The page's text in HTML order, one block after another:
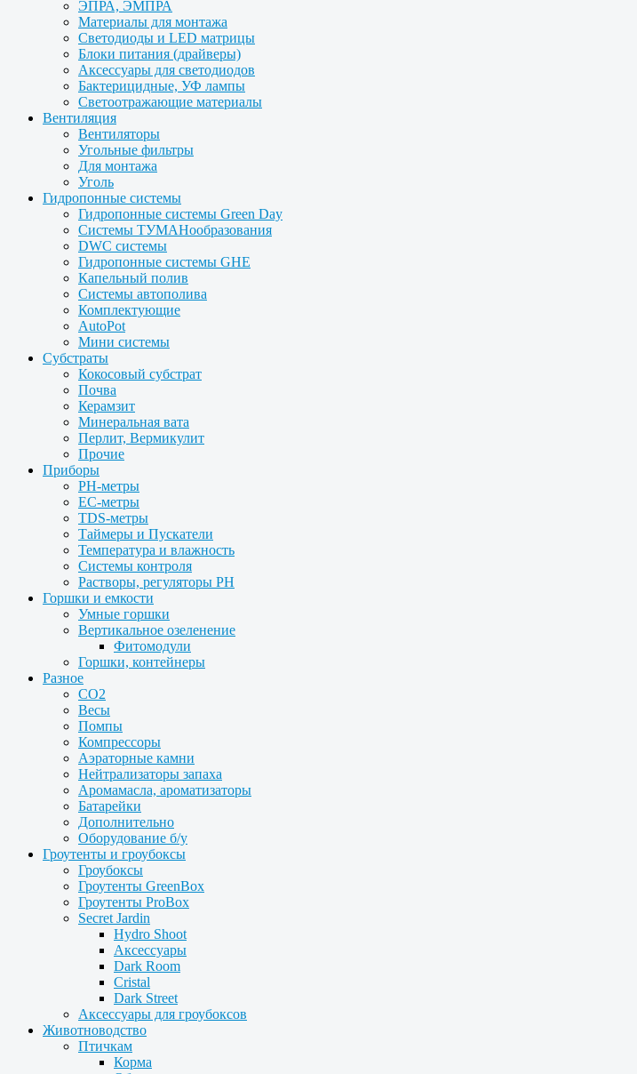
ЭПРА, ЭМПРА
Материалы для монтажа
Светодиоды и LED матрицы
Блоки питания (драйверы)
Аксессуары для светодиодов
Бактерицидные, УФ лампы
Светоотражающие материалы
Вентиляция
Вентиляторы
Угольные фильтры
Для монтажа
Уголь
Гидропонные системы
Гидропонные системы Green Day
Системы ТУМАНообразования
DWC системы
Гидропонные системы GHE
Капельный полив
Системы автополива
Комплектующие
AutoPot
Мини системы
Субстраты
Кокосовый субстрат
Почва
Керамзит
Минеральная вата
Перлит, Вермикулит
Прочие
Приборы
PH-метры
EC-метры
TDS-метры
Таймеры и Пускатели
Температура и влажность
Системы контроля
Растворы, регуляторы PH
Горшки и емкости
Умные горшки
Вертикальное озеленение
Фитомодули
Горшки, контейнеры
Разное
CO2
Весы
Помпы
Компрессоры
Аэраторные камни
Нейтрализаторы запаха
Аромамасла, ароматизаторы
Батарейки
Дополнительно
Оборудование б/у
Гроутенты и гроубоксы
Гроубоксы
Гроутенты GreenBox
Гроутенты ProBox
Secret Jardin
Hydro Shoot
Аксессуары
Dark Room
Cristal
Dark Street
Аксессуары для гроубоксов
Животноводство
Птичкам
Корма